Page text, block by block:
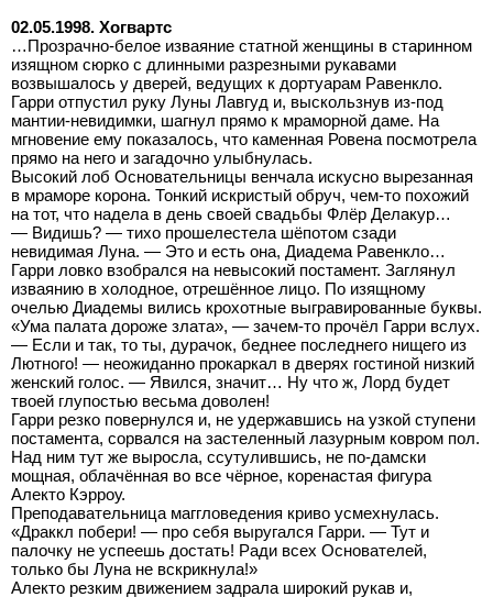
02.05.1998. Хогвартс
…Прозрачно-белое изваяние статной женщины в старинном
изящном сюрко с длинными разрезными рукавами
возвышалось у дверей, ведущих к дортуарам Равенкло.
Гарри отпустил руку Луны Лавгуд и, выскользнув из-под
мантии-невидимки, шагнул прямо к мраморной даме. На
мгновение ему показалось, что каменная Ровена посмотрела
прямо на него и загадочно улыбнулась.
Высокий лоб Основательницы венчала искусно вырезанная
в мраморе корона. Тонкий искристый обруч, чем-то похожий
на тот, что надела в день своей свадьбы Флёр Делакур…
— Видишь? — тихо прошелестела шёпотом сзади
невидимая Луна. — Это и есть она, Диадема Равенкло…
Гарри ловко взобрался на невысокий постамент. Заглянул
изваянию в холодное, отрешённое лицо. По изящному
очелью Диадемы вились крохотные выгравированные буквы.
«Ума палата дороже злата», — зачем-то прочёл Гарри вслух.
— Если и так, то ты, дурачок, беднее последнего нищего из
Лютного! — неожиданно прокаркал в дверях гостиной низкий
женский голос. — Явился, значит… Ну что ж, Лорд будет
твоей глупостью весьма доволен!
Гарри резко повернулся и, не удержавшись на узкой ступени
постамента, сорвался на застеленный лазурным ковром пол.
Над ним тут же выросла, ссутулившись, не по-дамски
мощная, облачённая во все чёрное, коренастая фигура
Алекто Кэрроу.
Преподавательница маггловедения криво усмехнулась.
«Драккл побери! — про себя выругался Гарри. — Тут и
палочку не успеешь достать! Ради всех Основателей,
только бы Луна не вскрикнула!»
Алекто резким движением задрала широкий рукав и,